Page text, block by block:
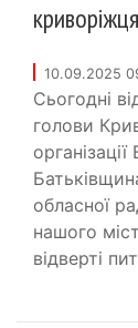
10.09.2025
Сьогодні
голови
обласної
нашого
відверті